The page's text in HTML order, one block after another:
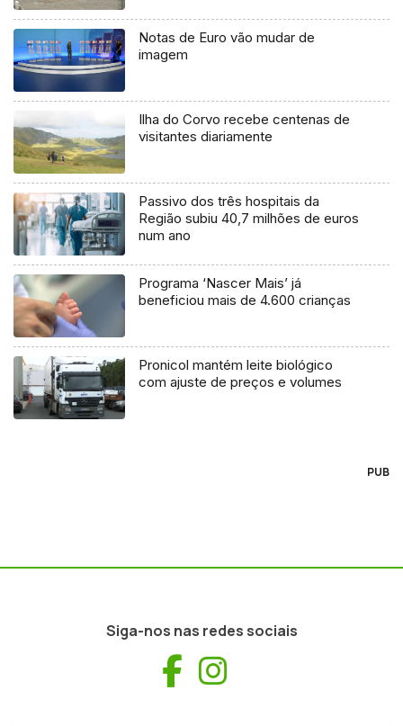
Notas de Euro vão mudar de
imagem
Ilha do Corvo recebe centenas de
visitantes diariamente
Passivo dos três hospitais da
Região subiu 40,7 milhões de euros
num ano
Programa ‘Nascer Mais’ já
beneficiou mais de 4.600 crianças
Pronicol mantém leite biológico
com ajuste de preços e volumes
PUB
Siga-nos nas redes sociais
Facebook